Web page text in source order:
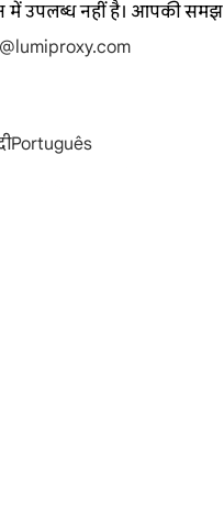
में उपलब्ध नहीं है। आपकी समझ
Português